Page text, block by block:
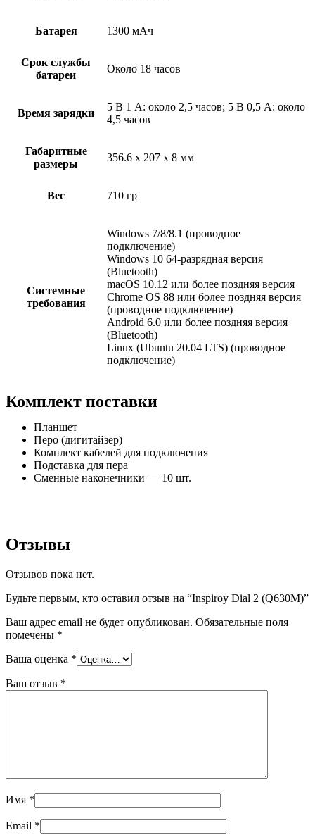
Батарея 1300 мАч
Срок службы
батареи
Около 18 часов
Время зарядки
5 В 1 А: около 2,5 часов; 5 В 0,5 А: около
4,5 часов
Габаритные
размеры
356.6 x 207 x 8 мм
Вес 710 гр
Системные
требования
Windows 7/8/8.1 (проводное
подключение)
Windows 10 64-разрядная версия
(Bluetooth)
macOS 10.12 или более поздняя версия
Chrome OS 88 или более поздняя версия
(проводное подключение)
Android 6.0 или более поздняя версия
(Bluetooth)
Linux (Ubuntu 20.04 LTS) (проводное
подключение)
Комплект поставки
Планшет
Перо (дигитайзер)
Комплект кабелей для подключения
Подставка для пера
Сменные наконечники — 10 шт.
Отзывы
Отзывов пока нет.
Будьте первым, кто оставил отзыв на “Inspiroy Dial 2 (Q630M)”
Ваш адрес email не будет опубликован. Обязательные поля
помечены *
Ваша оценка *
Ваш отзыв *
Имя *
Email *